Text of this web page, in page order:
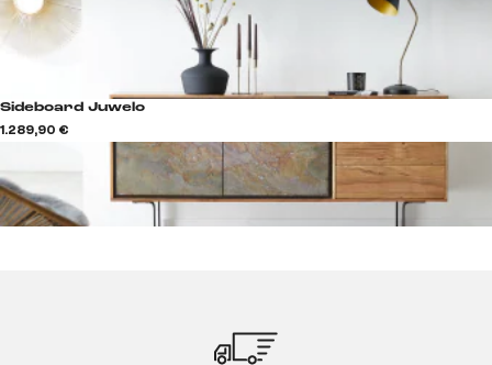
Sideboard Juwelo
1.289,90 €